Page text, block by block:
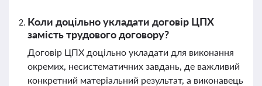
Коли доцільно укладати договір ЦПХ
замість трудового договору?
Договір ЦПХ доцільно укладати для виконання
окремих, несистематичних завдань, де важливий
конкретний матеріальний результат, а виконавець